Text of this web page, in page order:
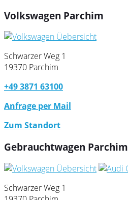
Volkswagen Parchim
Schwarzer Weg 1
19370 Parchim
+49 3871 63100
Anfrage per Mail
Zum Standort
Gebrauchtwagen Parchim
Schwarzer Weg 1